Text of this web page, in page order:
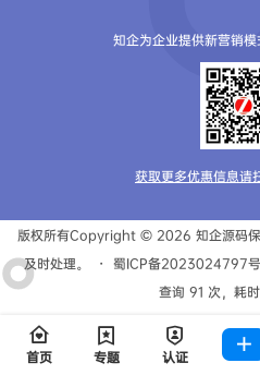
知企为企业提供新营销模
获取更多优惠信息请
版权所有Copyright © 2026 知企源码
及时处理。
・ 蜀ICP备2023024797号
查询 91 次，耗
首页 专题 认证